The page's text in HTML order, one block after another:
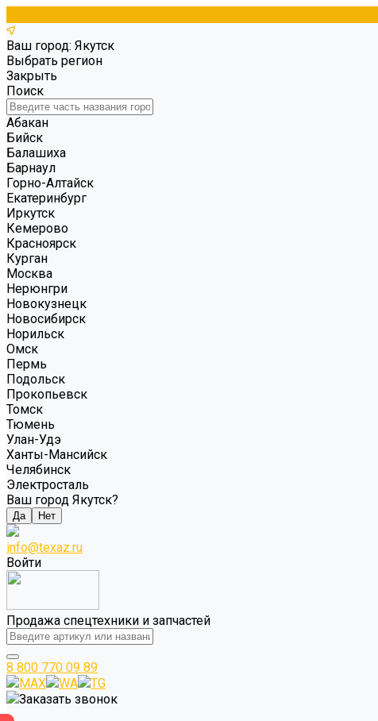
Ваш город: Якутск
Выбрать регион
Закрыть
Поиск
Абакан
Бийск
Балашиха
Барнаул
Горно-Алтайск
Екатеринбург
Иркутск
Кемерово
Красноярск
Курган
Москва
Нерюнгри
Новокузнецк
Новосибирск
Норильск
Омск
Пермь
Подольск
Прокопьевск
Томск
Тюмень
Улан-Удэ
Ханты-Мансийск
Челябинск
Электросталь
Ваш город Якутск?
Да Нет
info@texaz.ru
Войти
Продажа спецтехники и запчастей
8 800 770 09 89
MAX
WA
TG
Заказать звонок